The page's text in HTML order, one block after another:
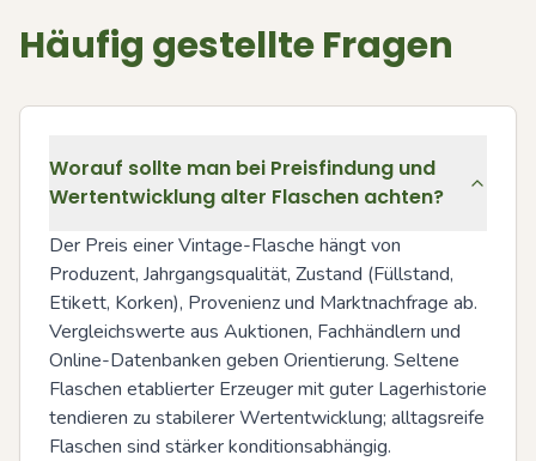
Häufig gestellte Fragen
Worauf sollte man bei Preisfindung und
Wertentwicklung alter Flaschen achten?
Der Preis einer Vintage-Flasche hängt von
Produzent, Jahrgangsqualität, Zustand (Füllstand,
Etikett, Korken), Provenienz und Marktnachfrage ab.
Vergleichswerte aus Auktionen, Fachhändlern und
Online-Datenbanken geben Orientierung. Seltene
Flaschen etablierter Erzeuger mit guter Lagerhistorie
tendieren zu stabilerer Wertentwicklung; alltagsreife
Flaschen sind stärker konditionsabhängig.